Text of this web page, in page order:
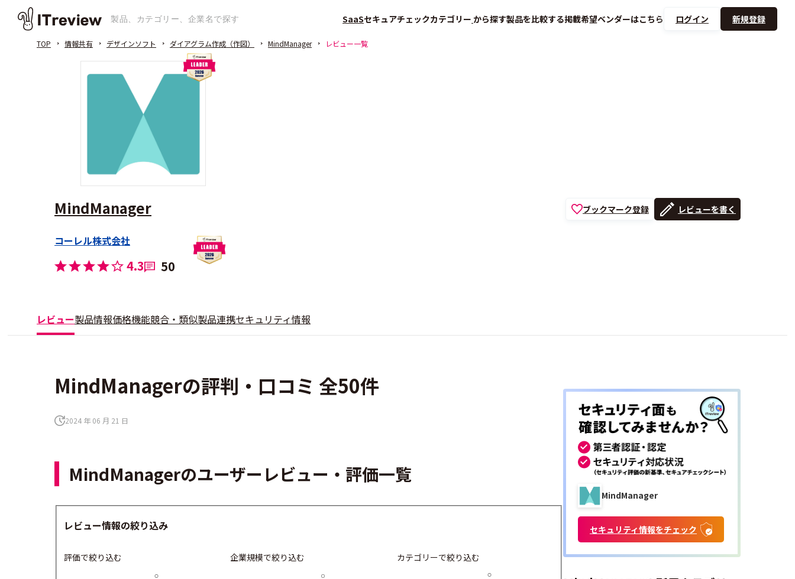
SaaSセキュアチェックカテゴリー から探す製品を比較する掲載希望ベンダーはこちら ログイン 新規登録
TOP 情報共有 デザインソフト ダイアグラム作成（作図） MindManager レビュー一覧
MindManager
コーレル株式会社
4.3 50
ブックマーク登録 レビューを書く
レビュー製品情報価格機能競合・類似製品連携セキュリティ情報
MindManagerの評判・口コミ 全50件
2024 年 06 月 21 日
MindManagerのユーザーレビュー・評価一覧
レビュー情報の絞り込み
評価で絞り込む 企業規模で絞り込む カテゴリーで絞り込む
MindManager
セキュリティ情報をチェック